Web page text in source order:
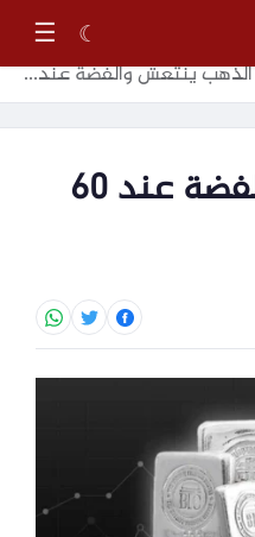
☾
☰
الذهب ينتعش والفضة عند 60 دولاراً
الذهب ينتعش والفضة عند 60